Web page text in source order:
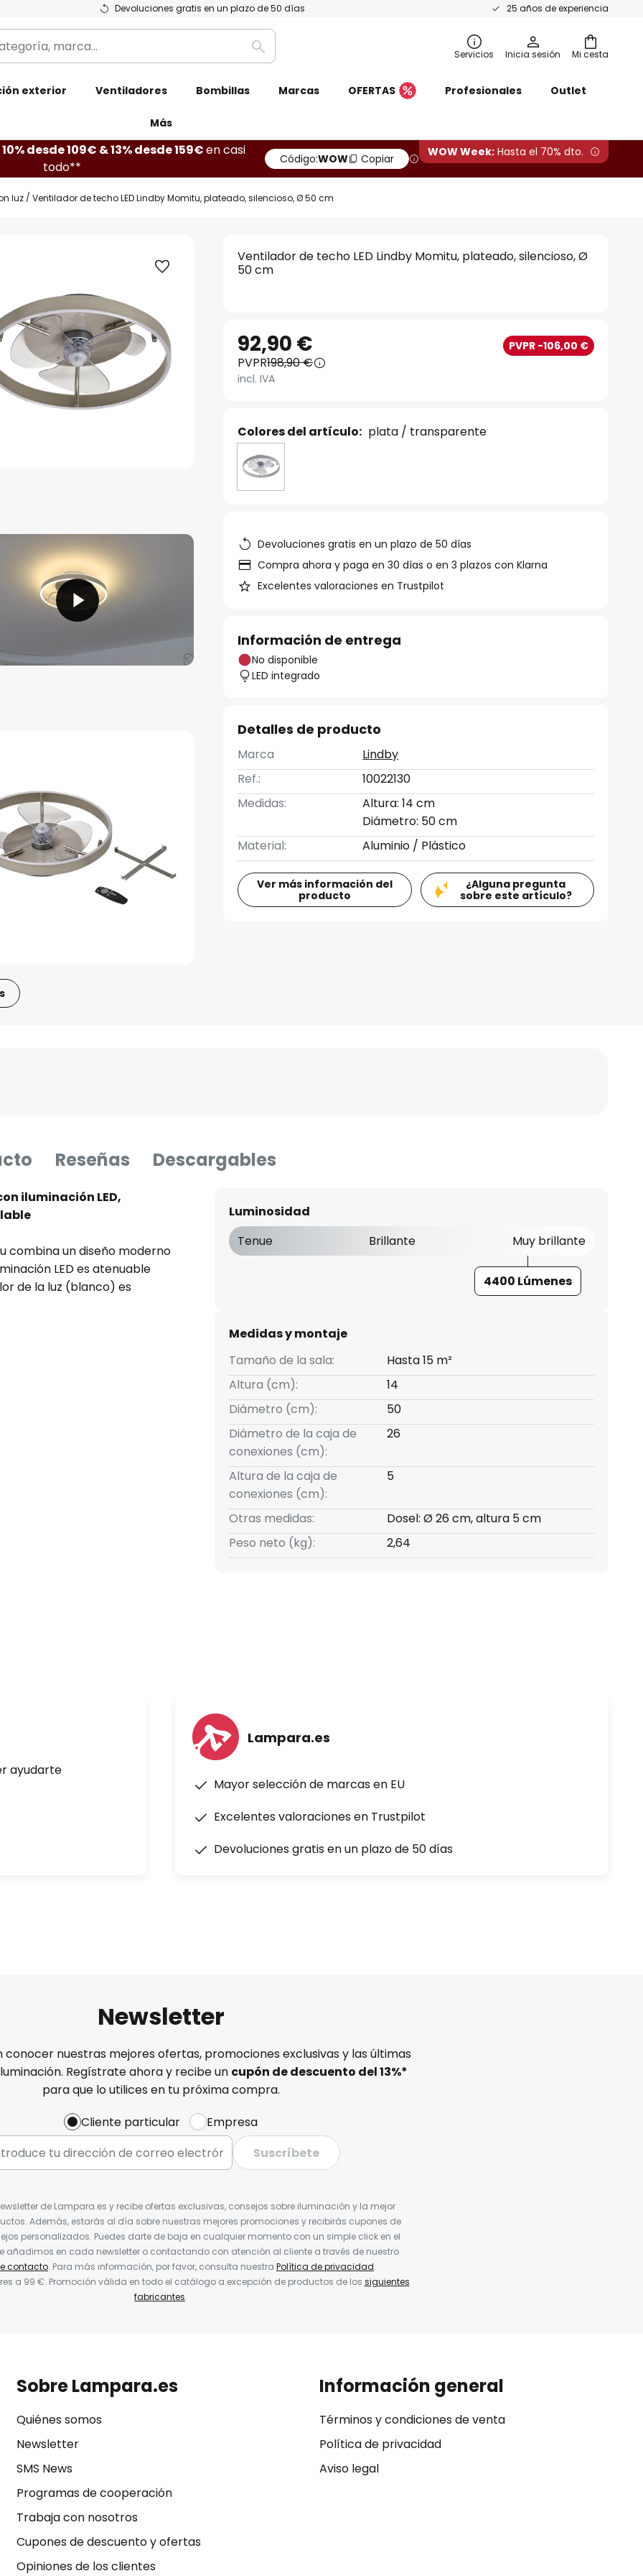
Devoluciones gratis en un plazo de 50 días 25 años de experiencia
Mi cesta
Buscar Servicios Inicia sesión
exterior Ventiladores Bombillas Marcas OFERTAS Profesionales Outlet
Más
10% desde 109€ & 13% desde 159€en casi
todo**
Código:WOW Copiar WOW Week: Hasta el 70% dto.
luz Ventilador de techo LED Lindby Momitu, plateado, silencioso, Ø 50 cm
Ventilador de techo LED Lindby Momitu, plateado, silencioso, Ø
50 cm
92,90 € PVPR -106,00 €
PVPR198,90 €
incl. IVA
Colores del artículo: plata / transparente
Devoluciones gratis en un plazo de 50 días
Compra ahora y paga en 30 días o en 3 plazos con Klarna
Excelentes valoraciones en Trustpilot
Información de entrega
No disponible
LED integrado
Detalles de producto
Marca
Lindby
Ref.:
10022130
Medidas:
Altura: 14 cm
Diámetro: 50 cm
Material:
Aluminio / Plástico
Ver más información del
producto
¿Alguna pregunta
sobre este artículo?
Reseñas Descargables
iluminación LED,
combina un diseño moderno
LED es atenuable
de la luz (blanco) es
los diferentes niveles
Luminosidad
Tenue
Brillante Muy brillante
4400 Lúmenes
Medidas y montaje
Tamaño de la sala:
Hasta 15 m²
Altura (cm):
14
Diámetro (cm):
50
Diámetro de la caja de
conexiones (cm):
26
Altura de la caja de
conexiones (cm):
5
Otras medidas:
Dosel: Ø 26 cm, altura 5 cm
Peso neto (kg):
2,64
ayudarte
Lampara.es
Mayor selección de marcas en EU
Excelentes valoraciones en Trustpilot
Devoluciones gratis en un plazo de 50 días
Newsletter
conocer nuestras mejores ofertas, promociones exclusivas y las últimas
Regístrate ahora y recibe un cupón de descuento del13%*
para que lo utilices en tu próxima compra.
Cliente particular
Empresa
Suscríbete
de Lampara.es y recibe ofertas exclusivas, consejos sobre iluminación y la mejor
Además, estarás al día sobre nuestras mejores promociones y recibirás cupones de
personalizados. Puedes darte de baja en cualquier momento con un simple click en el
añadimos en cada newsletter o contactando con atención al cliente a través de nuestro
contacto. Para más información, por favor, consulta nuestra Política de privacidad.
a 99 €. Promoción válida en todo el catálogo a excepción de productos de los siguientes
fabricantes.
Sobre Lampara.es
Quiénes somos
Newsletter
SMS News
Programas de cooperación
Trabaja con nosotros
Cupones de descuento y ofertas
Opiniones de los clientes
Información general
Términos y condiciones de venta
Política de privacidad
Aviso legal